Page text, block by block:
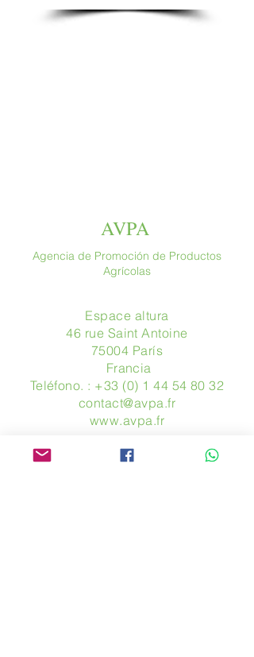
AVPA
Agencia de Promoción de Productos
Agrícolas
Espace altura
46 rue Saint Antoine
75004 París
​ Francia
Teléfono. : +33 (0) 1 44 54 80 32
contact@avpa.fr
www.avpa.fr